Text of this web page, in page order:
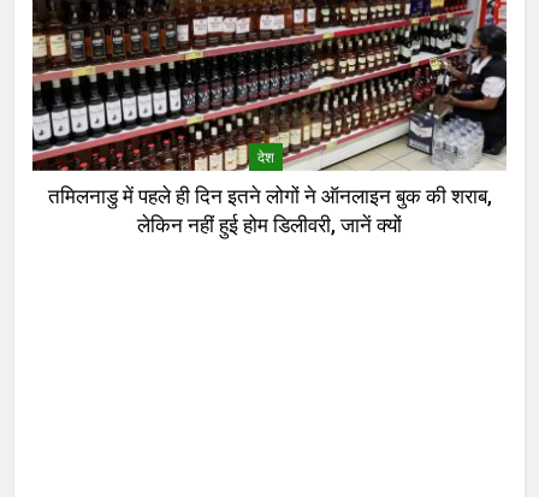
देश
तमिलनाडु में पहले ही दिन इतने लोगों ने ऑनलाइन बुक की शराब,
लेकिन नहीं हुई होम डिलीवरी, जानें क्यों